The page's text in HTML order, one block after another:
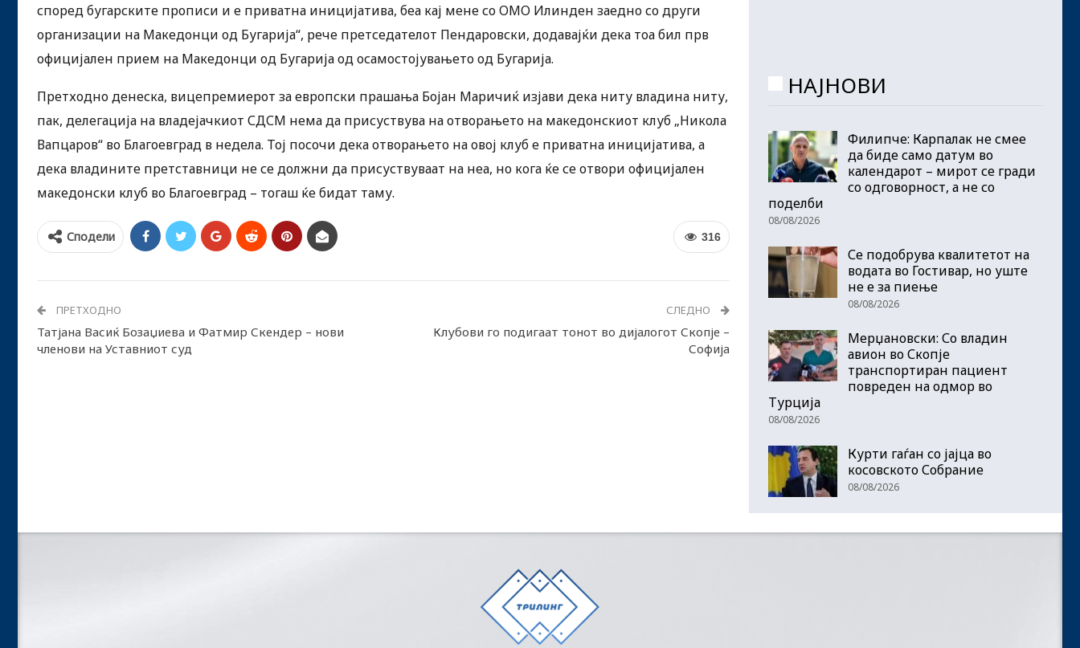
според бугарските прописи и е приватна иницијатива, беа кај мене со ОМО Илинден заедно со други
организации на Македонци од Бугарија“, рече претседателот Пендаровски, додавајќи дека тоа бил прв
официјален прием на Македонци од Бугарија од осамостојувањето од Бугарија.
Претходно денеска, вицепремиерот за европски прашања Бојан Маричиќ изјави дека ниту владина ниту,
пак, делегација на владејачкиот СДСМ нема да присуствува на отворањето на македонскиот клуб „Никола
Вапцаров“ во Благоевград в недела. Тој посочи дека отворањето на овој клуб е приватна иницијатива, а
дека владините претставници не се должни да присуствуваат на неа, но кога ќе се отвори официјален
македонски клуб во Благоевград – тогаш ќе бидат таму.
316
Сподели
ПРЕТХОДНО
Татјана Васиќ Бозаџиева и Фатмир Скендер – нови
членови на Уставниот суд
СЛЕДНО
Клубови го подигаат тонот во дијалогот Скопје –
Софија
НАЈНОВИ
Филипче: Карпалак не смее
да биде само датум во
календарот – мирот се гради
со одговорност, а не со
поделби
08/08/2026
Се подобрува квалитетот на
водата во Гостивар, но уште
не е за пиење
08/08/2026
Мерџановски: Со владин
авион во Скопје
транспортиран пациент
повреден на одмор во
Турција
08/08/2026
Курти гаѓан со јајца во
косовското Собрание
08/08/2026